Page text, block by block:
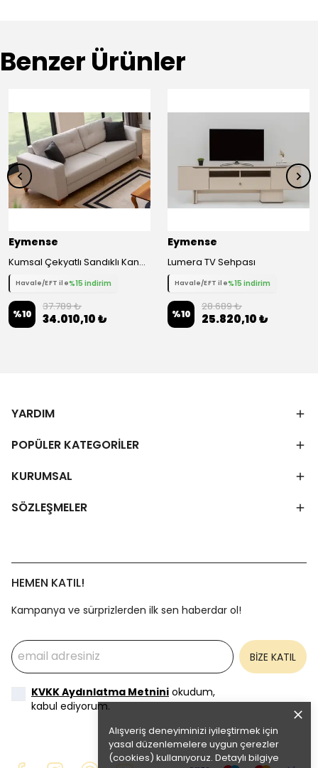
Alışveriş deneyiminizi iyileştirmek için
yasal düzenlemelere uygun çerezler
(cookies) kullanıyoruz. Detaylı bilgiye
Benzer Ürünler
Eymense
Kumsal Çekyatlı Sandıklı Kanepe Üçlü Koltuk
Havale/EFT ile%15 indirim
%10
37.789 ₺
34.010,10 ₺
Eymense
Lumera TV Sehpası
Havale/EFT ile%15 indirim
%10
28.689 ₺
25.820,10 ₺
YARDIM
POPÜLER KATEGORİLER
KURUMSAL
SÖZLEŞMELER
HEMEN KATIL!
Kampanya ve sürprizlerden ilk sen haberdar ol!
BİZE KATIL
KVKK Aydınlatma Metnini okudum,
kabul ediyorum.